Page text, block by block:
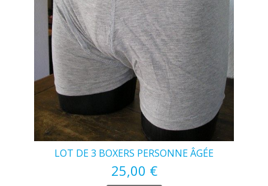
LOT DE 3 BOXERS PERSONNE ÂGÉE
25,00 €